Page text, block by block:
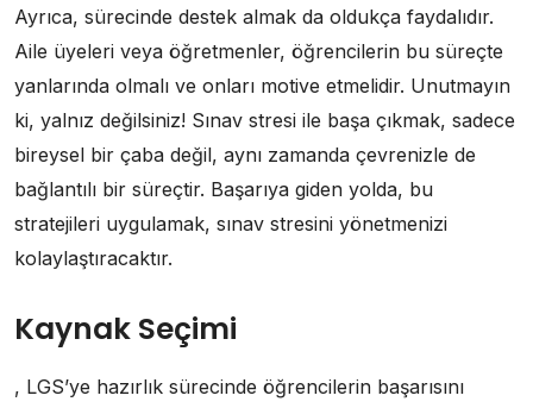
Ayrıca, sürecinde destek almak da oldukça faydalıdır.
Aile üyeleri veya öğretmenler, öğrencilerin bu süreçte
yanlarında olmalı ve onları motive etmelidir. Unutmayın
ki, yalnız değilsiniz! Sınav stresi ile başa çıkmak, sadece
bireysel bir çaba değil, aynı zamanda çevrenizle de
bağlantılı bir süreçtir. Başarıya giden yolda, bu
stratejileri uygulamak, sınav stresini yönetmenizi
kolaylaştıracaktır.
Kaynak Seçimi
, LGS’ye hazırlık sürecinde öğrencilerin başarısını